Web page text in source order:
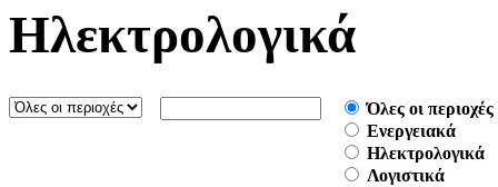
Ηλεκτρολογικά
Όλες οι περιοχές
Ενεργειακά
Ηλεκτρολογικά
Λογιστικά